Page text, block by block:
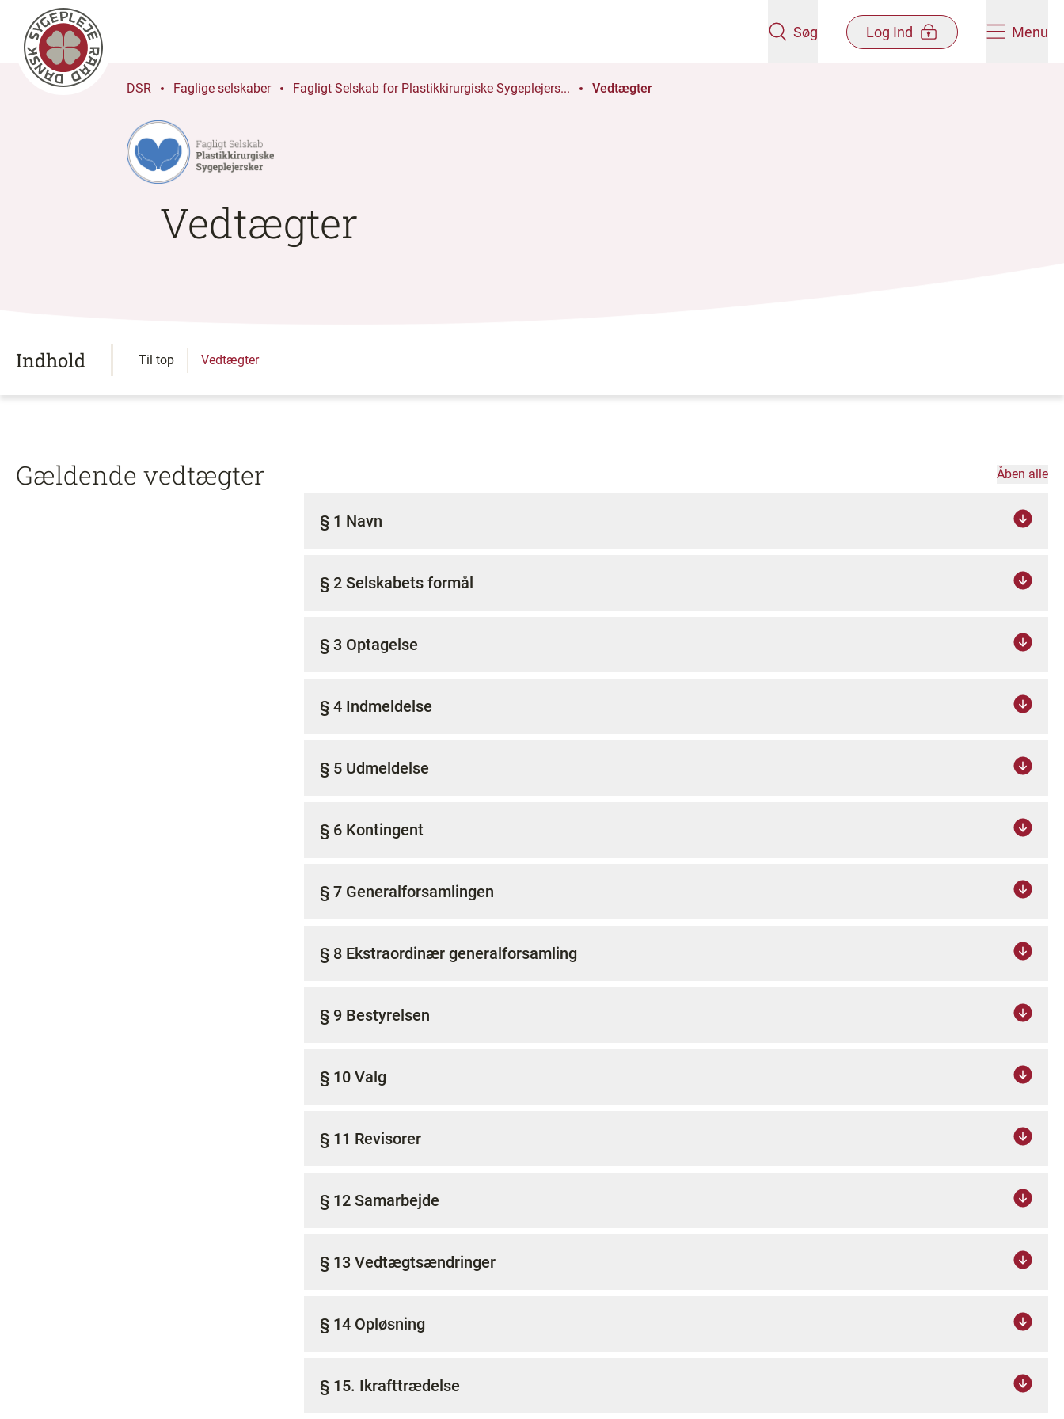
Søg Log Ind Menu
DSR Faglige selskaber Fagligt Selskab for Plastikkirurgiske Sygeplejers... Vedtægter
Vedtægter
Indhold Til top Vedtægter
Gældende vedtægter Åben alle
§ 1 Navn
§ 2 Selskabets formål
§ 3 Optagelse
§ 4 Indmeldelse
§ 5 Udmeldelse
§ 6 Kontingent
§ 7 Generalforsamlingen
§ 8 Ekstraordinær generalforsamling
§ 9 Bestyrelsen
§ 10 Valg
§ 11 Revisorer
§ 12 Samarbejde
§ 13 Vedtægtsændringer
§ 14 Opløsning
§ 15. Ikrafttrædelse